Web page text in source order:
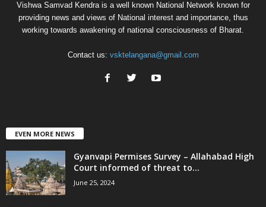
Vishwa Samvad Kendra is a well known National Network known for
providing news and views of National interest and importance, thus
working towards awakening of national consciousness of Bharat.
Contact us: vsktelangana@gmail.com
EVEN MORE NEWS
Gyanvapi Permises Survey – Allahabad High
Court informed of threat to...
June 25, 2024